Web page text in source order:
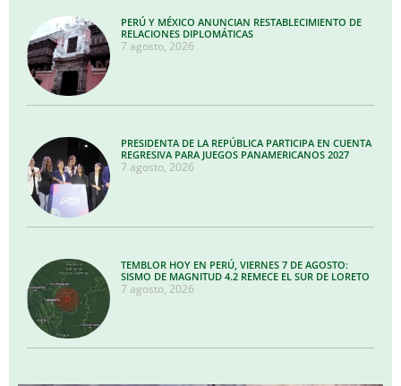
PERÚ Y MÉXICO ANUNCIAN RESTABLECIMIENTO DE
RELACIONES DIPLOMÁTICAS
7 agosto, 2026
PRESIDENTA DE LA REPÚBLICA PARTICIPA EN CUENTA
REGRESIVA PARA JUEGOS PANAMERICANOS 2027
7 agosto, 2026
TEMBLOR HOY EN PERÚ, VIERNES 7 DE AGOSTO:
SISMO DE MAGNITUD 4.2 REMECE EL SUR DE LORETO
7 agosto, 2026